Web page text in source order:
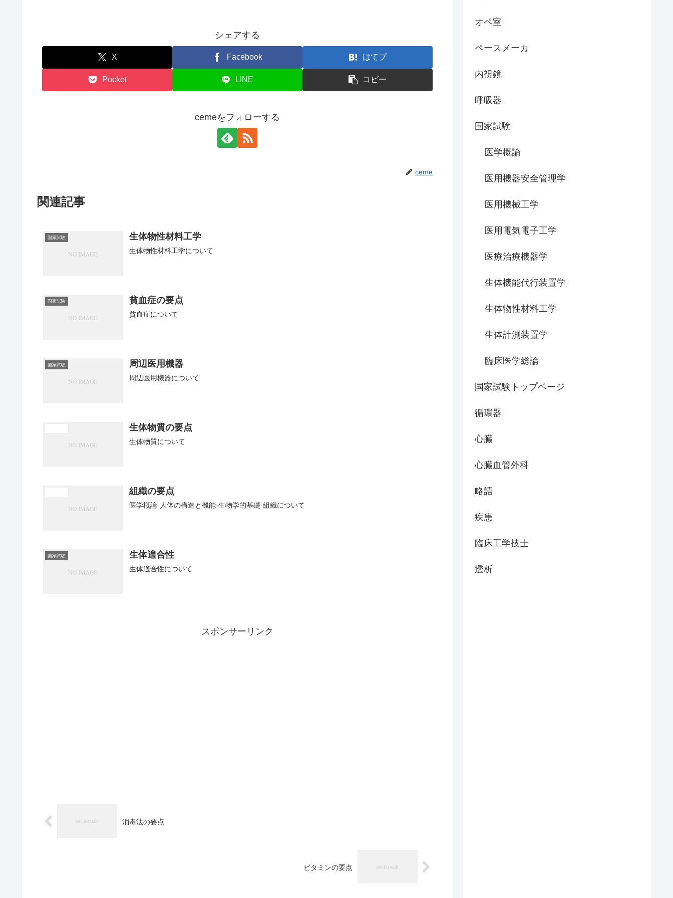
シェアする
X Facebook はてブ
Pocket LINE コピー
cemeをフォローする
ceme
関連記事
国家試験 生体物性材料工学
生体物性材料工学について
国家試験 貧血症の要点
貧血症について
国家試験 周辺医用機器
周辺医用機器について
生体物質の要点
生体物質について
組織の要点
医学概論-人体の構造と機能-生物学的基礎-組織について
国家試験 生体適合性
生体適合性について
スポンサーリンク
消毒法の要点
ビタミンの要点
オペ室
ペースメーカ
内視鏡
呼吸器
国家試験
医学概論
医用機器安全管理学
医用機械工学
医用電気電子工学
医療治療機器学
生体機能代行装置学
生体物性材料工学
生体計測装置学
臨床医学総論
国家試験トップページ
循環器
心臓
心臓血管外科
略語
疾患
臨床工学技士
透析